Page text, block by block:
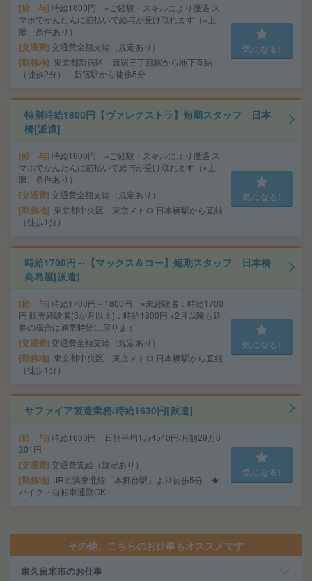
給 与 時給1800円 ※ご経験・スキルにより優遇 ス
マホでかんたんに前払いで給与が受け取れます（※上
限、条件あり）
交通費 交通費全額支給（規定あり）
勤務地
東京都新宿区 新宿三丁目駅から地下直結
（徒歩2分）、新宿駅から徒歩5分
気になる!
特別時給1800円【ヴァレクストラ】短期スタッフ 日本
橋[派遣]
給 与 時給1800円 ※ご経験・スキルにより優遇 ス
マホでかんたんに前払いで給与が受け取れます（※上
限、条件あり）
交通費 交通費全額支給（規定あり）
勤務地
東京都中央区 東京メトロ 日本橋駅から直結
（徒歩1分）
気になる!
時給1700円～【マックス＆コー】短期スタッフ 日本橋
高島屋[派遣]
給 与 時給1700円～1800円 ※未経験者：時給1700
円 販売経験者(3か月以上)：時給1800円 ※2月以降も延
長の場合は通常時給に戻ります
交通費 交通費全額支給（規定あり）
勤務地
東京都中央区 東京メトロ 日本橋駅から直結
（徒歩1分）
気になる!
サファイア製造業務/時給1630円[派遣]
給 与 時給1630円 日額平均1万4540円/月額29万6
301円
交通費 交通費支給（規定あり）
勤務地 JR京浜東北線「本郷台駅」より徒歩5分 ★
バイク・自転車通勤OK
気になる!
その他、こちらのお仕事もオススメです
東久留米市のお仕事